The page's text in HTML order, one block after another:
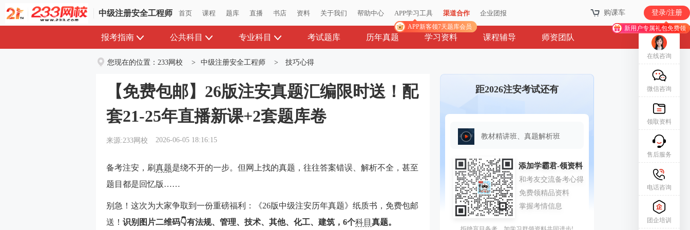
中级注册安全工程师 首页 课程 题库 直播 书店 资料 关于我们 帮助中心 APP学习工具
APP新客领7天题库会员
渠道合作 企业团报 购课车 登录/注册
新用户专属礼包免费领
中级注册安全工程师 首页 课程 题库 直播 书店 资料 关于我们 帮助中心 APP学习工具
APP新客领7天题库会员
渠道合作 企业团报 购课车 登录/注册
新用户专属礼包免费领
报考指南 公共科目 专业科目 考试题库 历年真题 学习资料 课程辅导 师资团队
您现在的位置： 233网校 > 中级注册安全工程师 > 技巧心得
【免费包邮】26版注安真题汇编限时送！配
套21-25年直播新课+2套题库卷
来源:233网校 2026-06-05 18:16:15
备考注安，刷真题是绕不开的一步。但网上找的真题，往往答案错误、解析不全，甚至
题目都是回忆版……
别急！这次为大家争取到一份重磅福利：《26版中级注安历年真题》纸质书，免费包邮
送！ 识别图片二维码👇有法规、管理、技术、其他、化工、建筑，6个科目 真题。
距2026注安考试还有
教材精讲班、真题解析班
在线咨询
微信咨询
领取资料
售后服务
电话咨询
团企培训